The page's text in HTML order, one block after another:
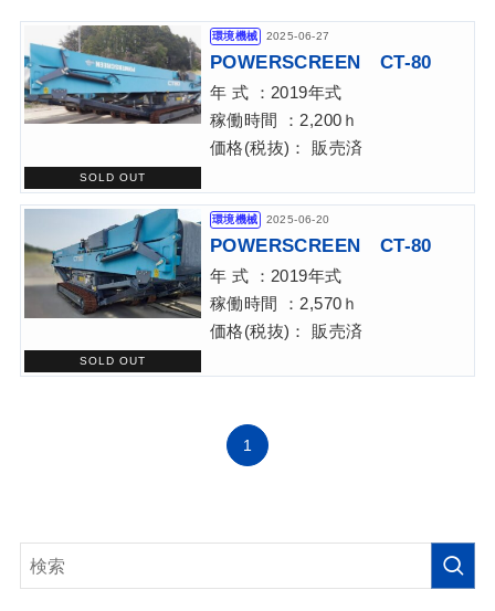
POWERSCREEN CT-80
年 式 ：2019年式
稼働時間 ：2,200ｈ
価格(税抜)： 販売済
2025-06-27
環境機械
POWERSCREEN CT-80
年 式 ：2019年式
稼働時間 ：2,570ｈ
価格(税抜)： 販売済
2025-06-20
環境機械
1